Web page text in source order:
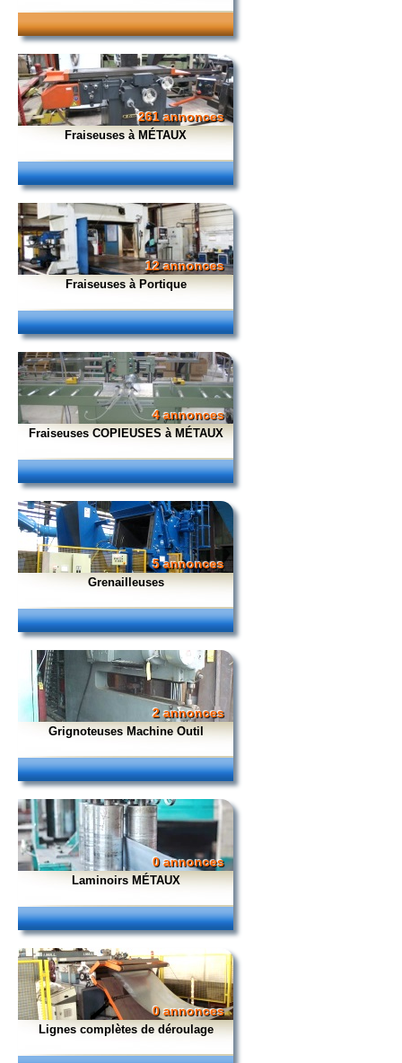
261 annonces
Fraiseuses à MÉTAUX
12 annonces
Fraiseuses à Portique
4 annonces
Fraiseuses COPIEUSES à MÉTAUX
5 annonces
Grenailleuses
2 annonces
Grignoteuses Machine Outil
0 annonces
Laminoirs MÉTAUX
0 annonces
Lignes complètes de déroulage